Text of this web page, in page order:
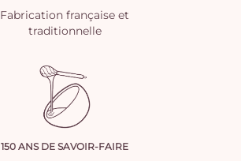
Fabrication française et
traditionnelle
150 ANS DE SAVOIR-FAIRE